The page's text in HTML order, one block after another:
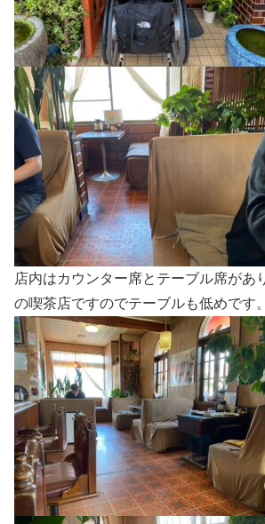
店内はカウンター席とテーブル席があ
の喫茶店ですのでテーブルも低めです。